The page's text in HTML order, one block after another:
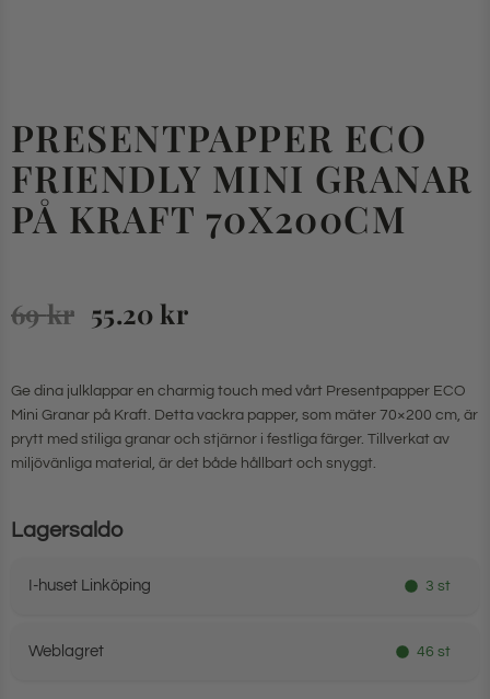
PRESENTPAPPER ECO
FRIENDLY MINI GRANAR
PÅ KRAFT 70X200CM
69kr 55.20kr
Ge dina julklappar en charmig touch med vårt Presentpapper ECO
Mini Granar på Kraft. Detta vackra papper, som mäter 70×200 cm, är
prytt med stiliga granar och stjärnor i festliga färger. Tillverkat av
miljövänliga material, är det både hållbart och snyggt.
Lagersaldo
I-huset Linköping 3 st
Weblagret 46 st